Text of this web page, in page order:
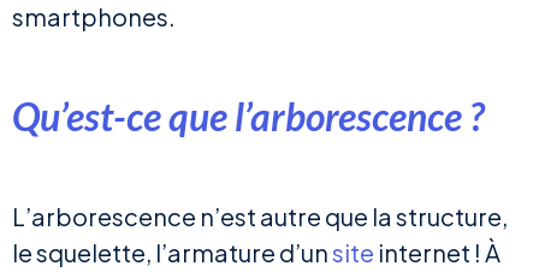
smartphones.
Qu’est-ce que l’arborescence ?
L’arborescence n’est autre que la structure,
le squelette, l’armature d’unsite internet ! À